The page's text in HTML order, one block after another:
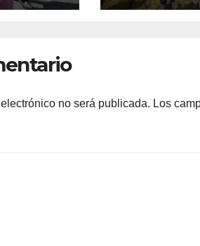
no será publicada. Los